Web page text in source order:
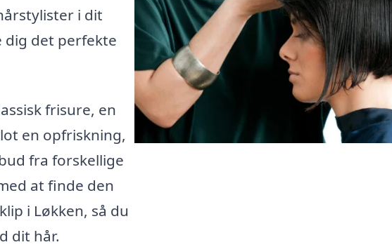
i dit
dig det perfekte
frisure, en
en opfriskning,
fra forskellige
at finde den
i Løkken, så du
dit hår.